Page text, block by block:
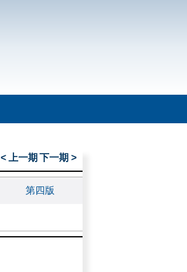
< 上一期 下一期 >
第四版